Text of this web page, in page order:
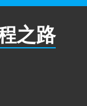
之路